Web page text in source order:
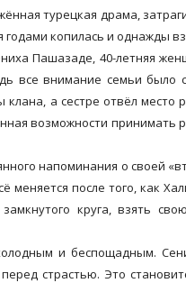
турецкая драма,
копилась и однажды
Пашазаде, 40-летняя
все внимание семьи было
клана, а сестре отвёл
возможности
напоминания о своей
меняется после того, как
круга, взять
и беспощадным.
перед страстью. Это